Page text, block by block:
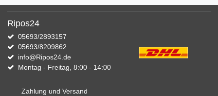
Ripos24
05693/2893157
05693/8209862
info@Ripos24.de
Montag - Freitag, 8:00 - 14:00
Zahlung und Versand